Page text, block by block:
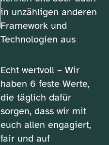
in unzähligen anderen
Framework und
Technologien aus
Echt wertvoll – Wir
haben 6 feste Werte,
die täglich dafür
sorgen, dass wir mit
euch allen engagiert,
fair und auf